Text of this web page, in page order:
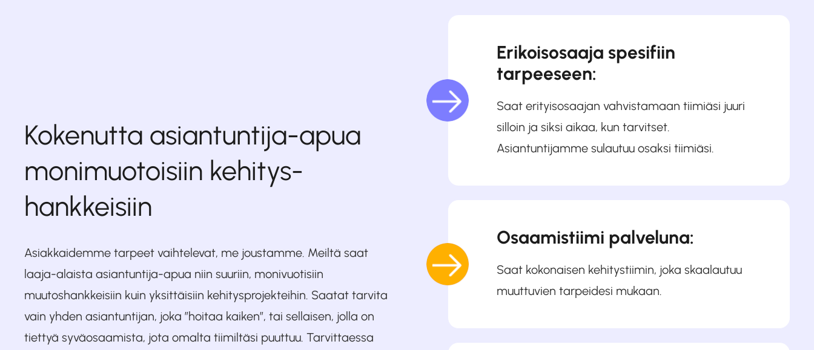
Kokenutta asiantuntija-apua
monimuotoisiin kehitys­
hankkeisiin
Asiakkaidemme tarpeet vaihtelevat, me joustamme. Meiltä saat
laaja-alaista asiantuntija-apua niin suuriin, monivuotisiin
muutoshankkeisiin kuin yksittäisiin kehitysprojekteihin. Saatat tarvita
vain yhden asiantuntijan, joka ”hoitaa kaiken”, tai sellaisen, jolla on
tiettyä syväosaamista, jota omalta tiimiltäsi puuttuu. Tarvittaessa
Erikoisosaaja spesifiin
tarpeeseen:
Saat erityisosaajan vahvistamaan tiimiäsi juuri
silloin ja siksi aikaa, kun tarvitset.
Asiantuntijamme sulautuu osaksi tiimiäsi.
Osaamistiimi palveluna:
Saat kokonaisen kehitystiimin, joka skaalautuu
muuttuvien tarpeidesi mukaan.